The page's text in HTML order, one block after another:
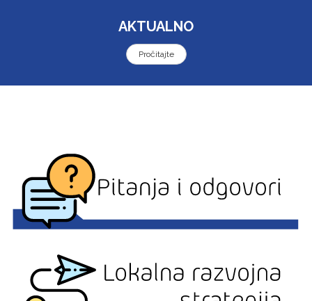
AKTUALNO
Pročitajte